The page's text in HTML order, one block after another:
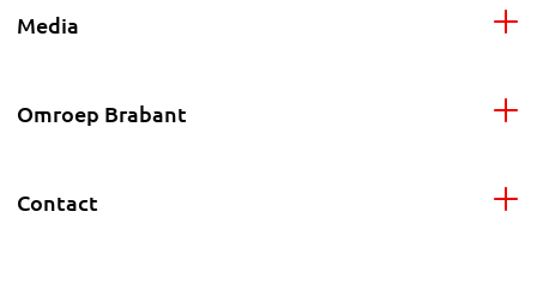
Media
Omroep Brabant
Contact